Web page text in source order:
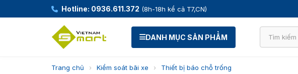
Hotline: 0936.611.372 (8h-18h kể cả T7,CN)
DANH MỤC SẢN PHẨM
Trang chủ › Kiểm soát bãi xe › Thiết bị báo chỗ trống